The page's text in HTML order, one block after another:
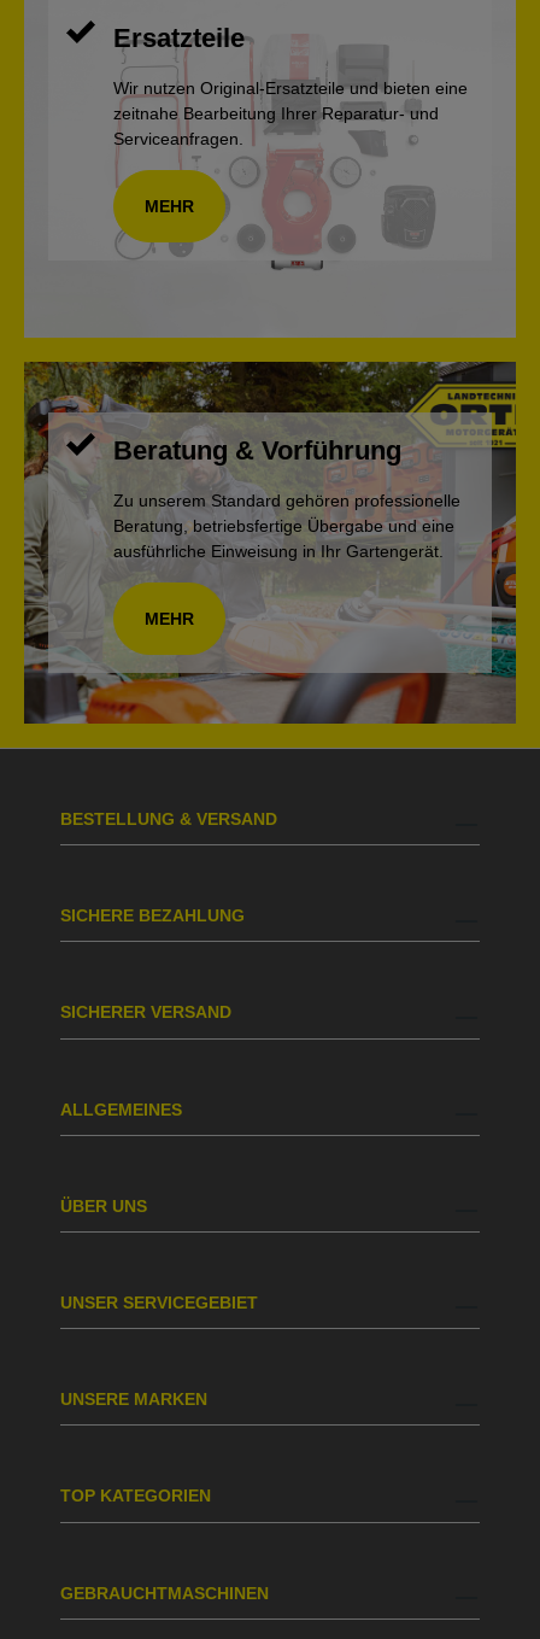
Ersatzteile
Wir nutzen Original-Ersatzteile und bieten eine
zeitnahe Bearbeitung Ihrer Reparatur- und
Serviceanfragen.
MEHR
Beratung & Vorführung
Zu unserem Standard gehören professionelle
Beratung, betriebsfertige Übergabe und eine
ausführliche Einweisung in Ihr Gartengerät.
MEHR
BESTELLUNG & VERSAND
SICHERE BEZAHLUNG
SICHERER VERSAND
ALLGEMEINES
ÜBER UNS
UNSER SERVICEGEBIET
UNSERE MARKEN
TOP KATEGORIEN
GEBRAUCHTMASCHINEN